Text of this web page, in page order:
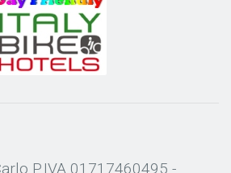
P.IVA 01717460495 -